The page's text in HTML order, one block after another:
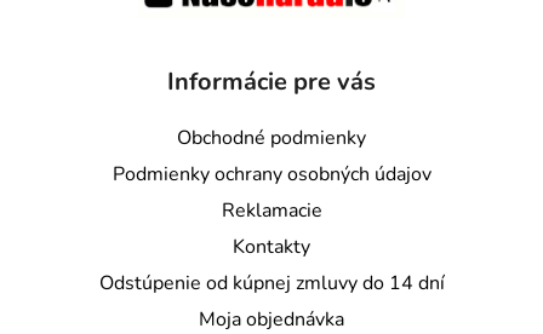
Informácie pre vás
Obchodné podmienky
Podmienky ochrany osobných údajov
Reklamacie
Kontakty
Odstúpenie od kúpnej zmluvy do 14 dní
Moja objednávka